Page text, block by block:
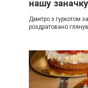
нашу заначку
Дмитро з гуркотом
роздратовано